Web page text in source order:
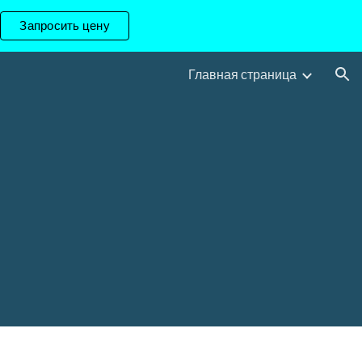
Запросить цену
Главная страница